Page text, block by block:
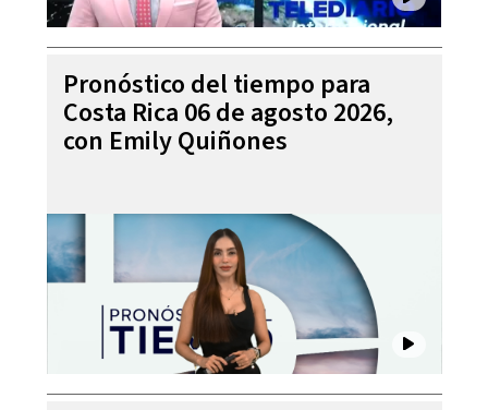
Pronóstico del tiempo para
Costa Rica 06 de agosto 2026,
con Emily Quiñones